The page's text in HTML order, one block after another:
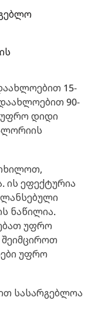
15-
დაახლოებით 90-
უფრო დიდი
ის ეფექტურია
ნაწილია.
უფრო
უფრო
სასარგებლოა